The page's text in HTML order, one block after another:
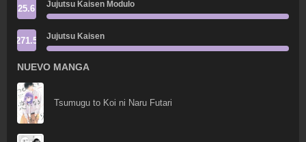
25.6 Jujutsu Kaisen Modulo
271.5 Jujutsu Kaisen
NUEVO MANGA
Tsumugu to Koi ni Naru Futari